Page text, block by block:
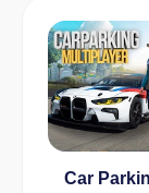
Car